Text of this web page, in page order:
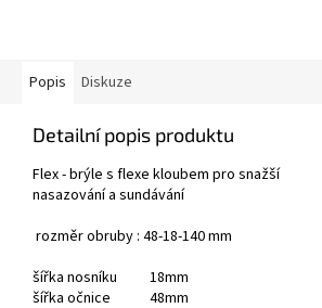
Popis Diskuze
Detailní popis produktu
Flex - brýle s flexe kloubem pro snažší
nasazování a sundávání
rozměr obruby : 48-18-140 mm
šířka nosníku 18mm
šířka očnice 48mm